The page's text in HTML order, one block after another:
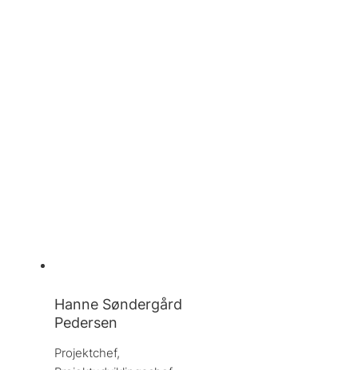
Hanne Søndergård
Pedersen
Projektchef,